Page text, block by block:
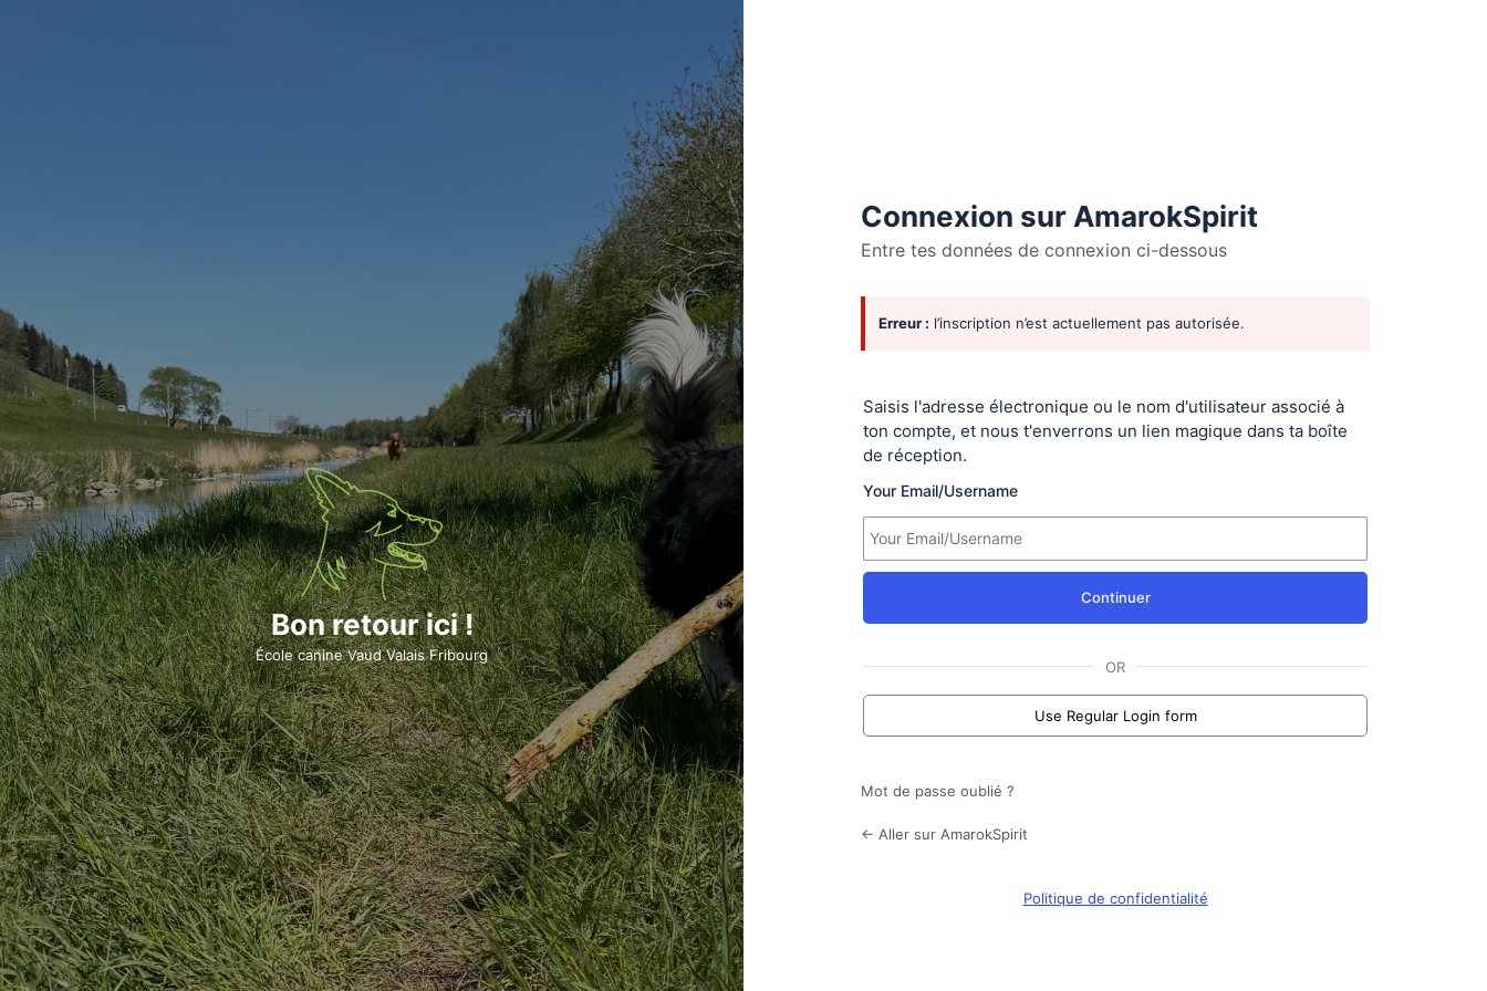
Connexion sur AmarokSpirit
Entre tes données de connexion ci-dessous
Se
connecter
Erreur : l’inscription n’est actuellement pas autorisée.
Saisis l'adresse électronique ou le nom d'utilisateur associé à
ton compte, et nous t'enverrons un lien magique dans ta boîte
de réception.
Your Email/Username
Continuer
OR
Use Regular Login form
Mot de passe oublié ?
← Aller sur AmarokSpirit
Politique de confidentialité
Bon retour ici !
École canine Vaud Valais Fribourg